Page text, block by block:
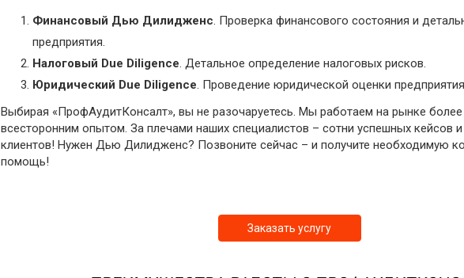
Финансовый Дью Дилидженс. Проверка финансового состояния и
предприятия.
Налоговый Due Diligence. Детальное определение налоговых рисков.
Юридический Due Diligence. Проведение юридической оценки
Выбирая «ПрофАудитКонсалт», вы не разочаруетесь. Мы работаем на рынке
всесторонним опытом. За плечами наших специалистов – сотни успешных кейсов
клиентов! Нужен Дью Дилидженс? Позвоните сейчас – и получите необходимую
помощь!
Заказать услугу